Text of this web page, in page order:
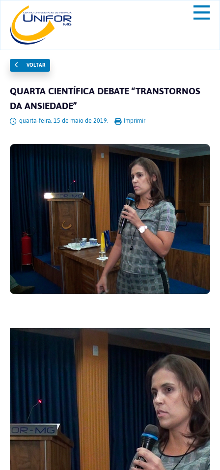
VOLTAR
QUARTA CIENTÍFICA DEBATE “TRANSTORNOS
DA ANSIEDADE”
quarta-feira, 15 de maio de 2019. Imprimir